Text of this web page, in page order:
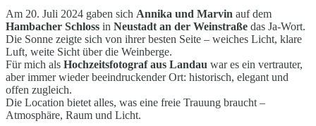
Am 20. Juli 2024 gaben sich Annika und Marvin auf dem
Hambacher Schloss in Neustadt an der Weinstraße das Ja-Wort.
Die Sonne zeigte sich von ihrer besten Seite – weiches Licht, klare
Luft, weite Sicht über die Weinberge.
Für mich als Hochzeitsfotograf aus Landau war es ein vertrauter,
aber immer wieder beeindruckender Ort: historisch, elegant und
offen zugleich.
Die Location bietet alles, was eine freie Trauung braucht –
Atmosphäre, Raum und Licht.